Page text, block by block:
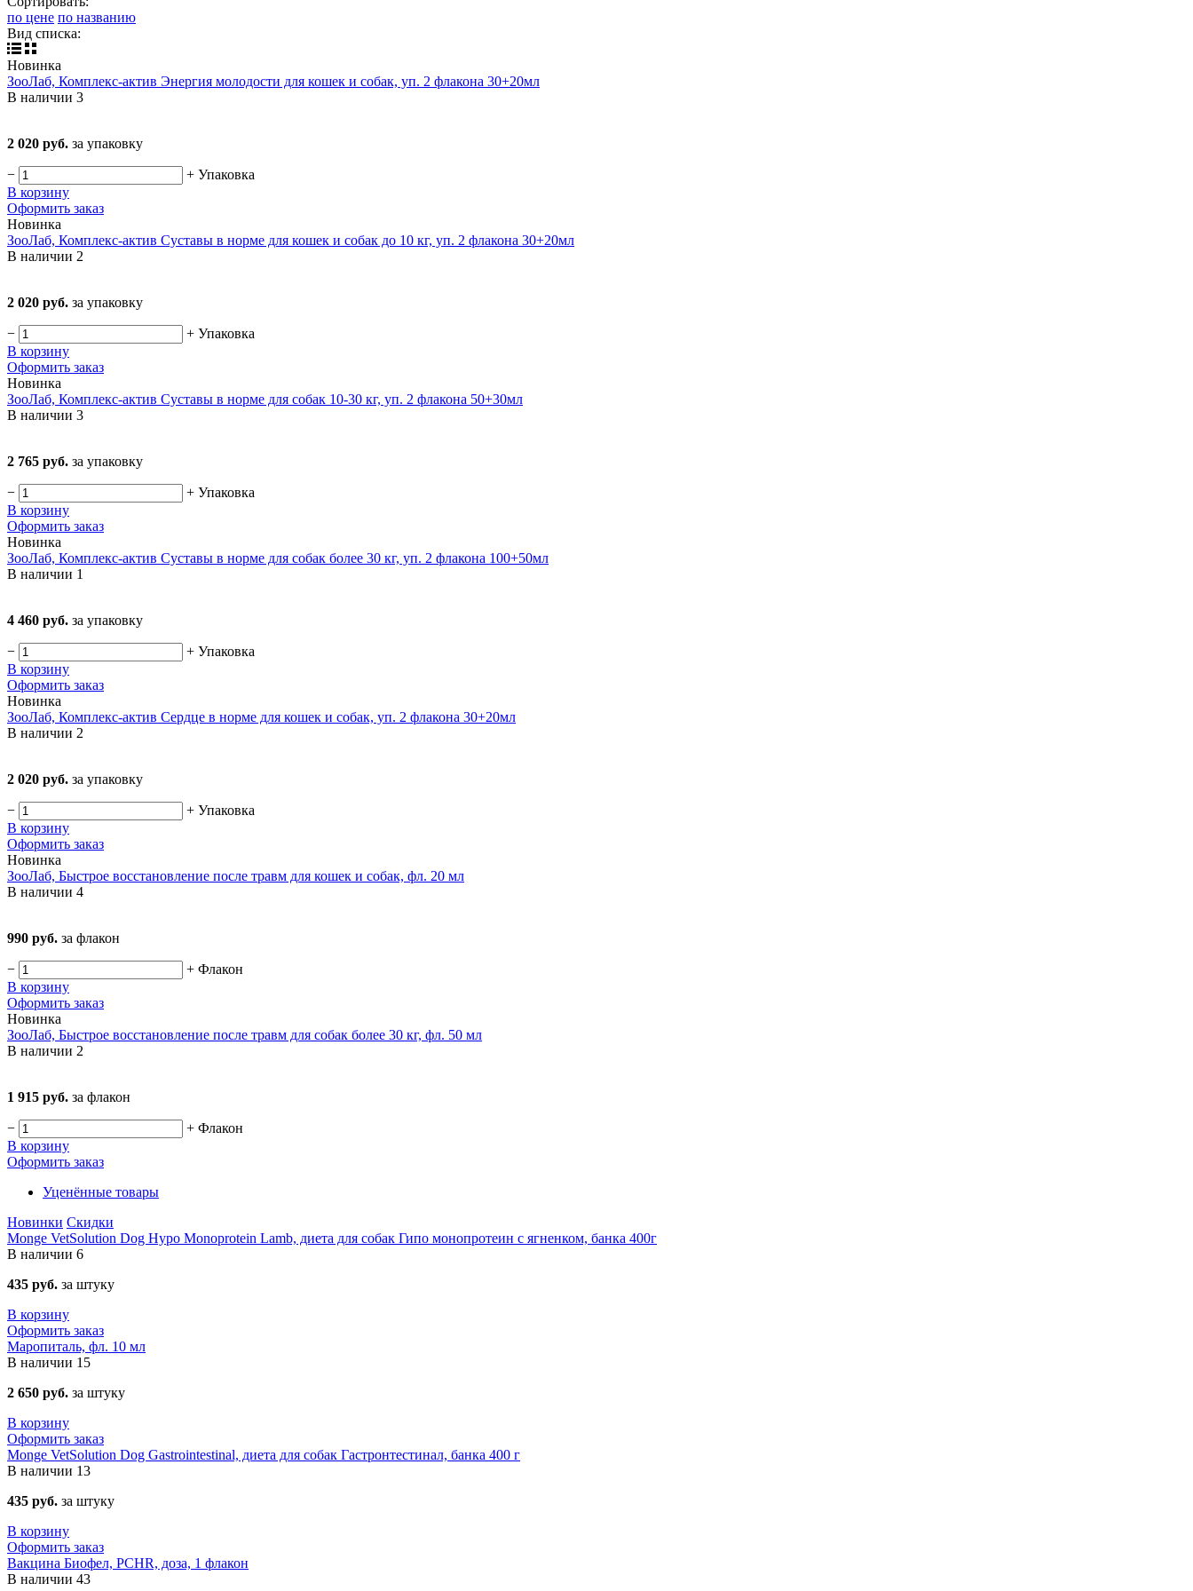
по цене по названию
Вид списка:
Новинка
ЗооЛаб, Комплекс-актив Энергия молодости для кошек и собак, уп. 2 флакона 30+20мл
В наличии 3
2 020 руб. за упаковку
− + Упаковка
В корзину
Оформить заказ
Новинка
ЗооЛаб, Комплекс-актив Суставы в норме для кошек и собак до 10 кг, уп. 2 флакона 30+20мл
В наличии 2
2 020 руб. за упаковку
− + Упаковка
В корзину
Оформить заказ
Новинка
ЗооЛаб, Комплекс-актив Суставы в норме для собак 10-30 кг, уп. 2 флакона 50+30мл
В наличии 3
2 765 руб. за упаковку
− + Упаковка
В корзину
Оформить заказ
Новинка
ЗооЛаб, Комплекс-актив Суставы в норме для собак более 30 кг, уп. 2 флакона 100+50мл
В наличии 1
4 460 руб. за упаковку
− + Упаковка
В корзину
Оформить заказ
Новинка
ЗооЛаб, Комплекс-актив Сердце в норме для кошек и собак, уп. 2 флакона 30+20мл
В наличии 2
2 020 руб. за упаковку
− + Упаковка
В корзину
Оформить заказ
Новинка
ЗооЛаб, Быстрое восстановление после травм для кошек и собак, фл. 20 мл
В наличии 4
990 руб. за флакон
− + Флакон
В корзину
Оформить заказ
Новинка
ЗооЛаб, Быстрое восстановление после травм для собак более 30 кг, фл. 50 мл
В наличии 2
1 915 руб. за флакон
− + Флакон
В корзину
Оформить заказ
Уценённые товары
Новинки Скидки
Monge VetSolution Dog Hypo Monoprotein Lamb, диета для собак Гипо монопротеин с ягненком, банка 400г
В наличии 6
435 руб. за штуку
В корзину
Оформить заказ
Маропиталь, фл. 10 мл
В наличии 15
2 650 руб. за штуку
В корзину
Оформить заказ
Monge VetSolution Dog Gastrointestinal, диета для собак Гастронтестинал, банка 400 г
В наличии 13
435 руб. за штуку
В корзину
Оформить заказ
Вакцина Биофел, PCHR, доза, 1 флакон
В наличии 43